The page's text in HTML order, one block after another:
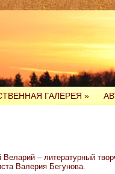
ГАЛЕРЕЯ »
Веларий – литературный
Валерия Бегунова.